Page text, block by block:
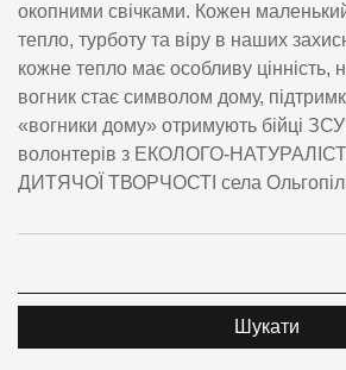
окопними свічками. Кожен
тепло, турботу та віру в наших
кожне тепло має особливу цінність,
вогник стає символом дому,
«вогники дому» отримують бійці ЗСУ
волонтерів з ЕКОЛОГО-
ДИТЯЧОЇ ТВОРЧОСТІ села